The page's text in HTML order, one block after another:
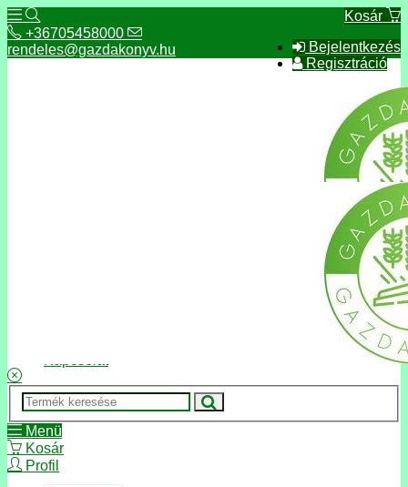
Kosár
Bejelentkezés
Regisztráció
+36705458000
rendeles@gazdakonyv.hu
Menü
Kosár
Profil